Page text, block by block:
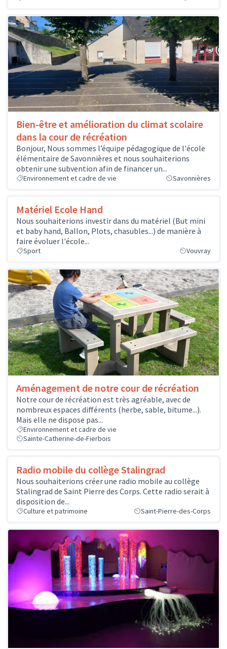
Bien-être et amélioration du climat scolaire
dans la cour de récréation
Bonjour, Nous sommes l’équipe pédagogique de l'école
élémentaire de Savonnières et nous souhaiterions
obtenir une subvention afin de financer un...
Environnement et cadre de vie Savonnières
Matériel Ecole Hand
Nous souhaiterions investir dans du matériel (But mini
et baby hand, Ballon, Plots, chasubles...) de manière à
faire évoluer l'école...
Sport Vouvray
Aménagement de notre cour de récréation
Notre cour de récréation est très agréable, avec de
nombreux espaces différents (herbe, sable, bitume...).
Mais elle ne dispose pas...
Environnement et cadre de vie
Sainte-Catherine-de-Fierbois
Radio mobile du collège Stalingrad
Nous souhaiterions créer une radio mobile au collège
Stalingrad de Saint Pierre des Corps. Cette radio serait à
disposition de...
Culture et patrimoine Saint-Pierre-des-Corps